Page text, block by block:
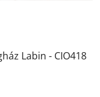
Labin - CIO418